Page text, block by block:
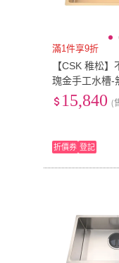
滿1件享9折
【CSK 稚松
瑰金手工水槽-
S5846-RG)
15,840 (
折價券 登記